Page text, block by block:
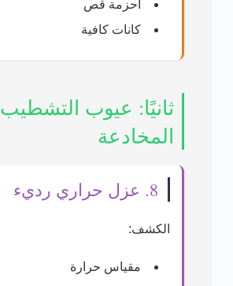
أحزمة قص
كانات كافية
ثانيًا: عيوب التشطيب
المخادعة
8. عزل حراري رديء
الكشف:
مقياس حرارة